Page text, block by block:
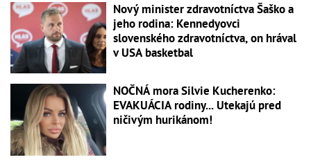
Nový minister zdravotníctva Šaško a
jeho rodina: Kennedyovci
slovenského zdravotníctva, on hrával
v USA basketbal
NOČNÁ mora Silvie Kucherenko:
EVAKUÁCIA rodiny... Utekajú pred
ničivým hurikánom!